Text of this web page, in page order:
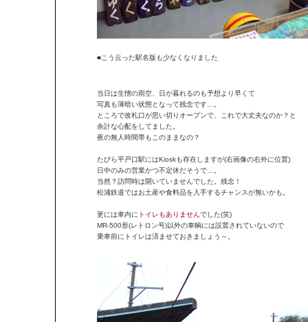
■こう云った駅名版も少なくなりました
当日は生憎の雨空、日が暮れるのも予想より早くて
写真も薄暗い状態となって残念です…。
ところで改札口が思い切りオープンで、これで大丈夫なのか？と
余計な心配をしてました。
夜の無人時間帯もこのままなの？
たびら平戸口駅にはKioskも存在しますが(右画像の右外に位置)
日中のみの営業かつ不定休だそうで…。
当然？訪問時は開いていませんでした。残念！
松浦鉄道ではお土産や食料品を入手するチャンスが無いかも。
更には車内に トイレもありませんでした(笑)
MR-500形(レトロン号)以外の車輌には設置されていないので
乗車前にトイレは済ませておきましょう～。